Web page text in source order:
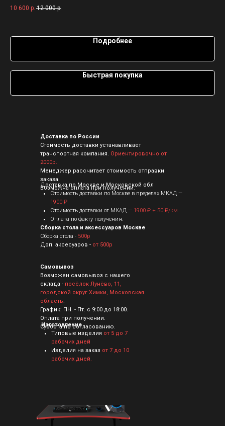
220В / LED RGB
10 600 р. 12 000 р.
Подробнее
Быстрая покупка
Доставка по Москве и Московской обл
Стоимость доставки по Москве в пределах МКАД —
1900 ₽
Стоимость доставки от МКАД — 1900 ₽ + 50 ₽/км.
Оплата по факту получения.
Сборка стола и аксессуаров Москве
Сборка стола - 500р
Доп. аксесуаров - от 500р
Доставка по России
Стоимость доставки устанавливает
транспортная компания. Ориентировочно от
2000р.
Менеджер рассчитает стоимость отправки
заказа.
Возможна оплата при получении.
Самовывоз
Возможен самовывоз с нашего
склада - посёлок Лунёво, 11,
городской округ Химки, Московская
область.
График: ПН. - Пт. с 9:00 до 18:00.
Оплата при получении.
Суббота по согласованию.
Изготовление
Типовые изделия от 5 до 7
рабочих дней
Изделия на заказ от 7 до 10
рабочих дней.